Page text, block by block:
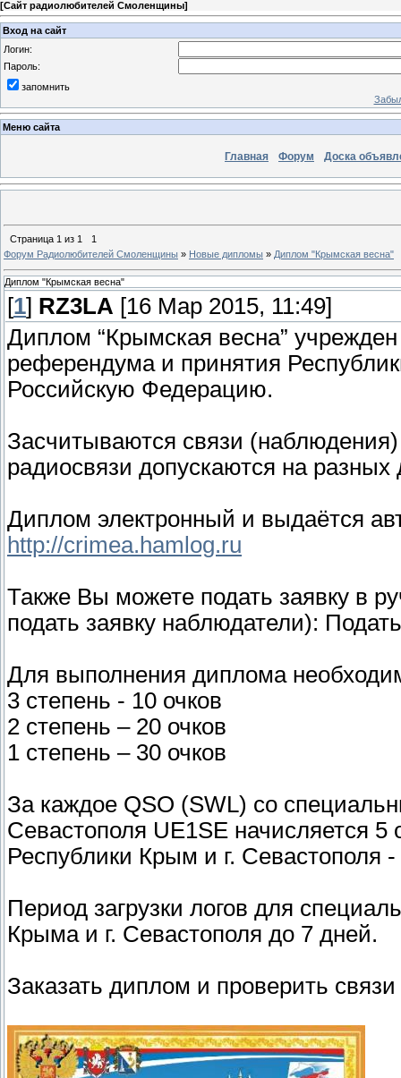
[Сайт радиолюбителей Смоленщины]
Вход на сайт
Логин:
Пароль:
запомнить
Меню сайта
Главная Форум Доска
Страница 1 из 1
1
Форум Радиолюбителей Смоленщины » Новые дипломы » Диплом "Крымская весна"
Диплом "Крымская весна"
[1] RZ3LA [16 Мар 2015, 11:49]
Диплом “Крымская весна”
референдума и принятия
Российскую Федерацию.
Засчитываются связи
радиосвязи допускаются на
Диплом электронный и выдаётся
http://crimea.hamlog.ru
Также Вы можете подать заявку в
подать заявку наблюдатели):
Для выполнения диплома
3 степень - 10 очков
2 степень – 20 очков
1 степень – 30 очков
За каждое QSO (SWL) со
Севастополя UE1SE начисляется
Республики Крым и г. Севастополя -
Период загрузки логов для
Крыма и г. Севастополя до 7 дней.
Заказать диплом и проверить